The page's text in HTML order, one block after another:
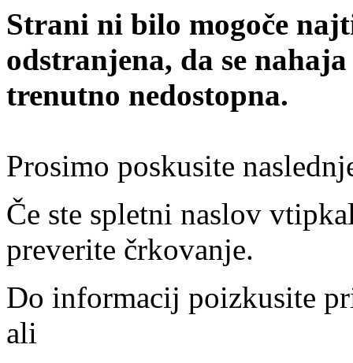
Strani ni bilo mogoče
odstranjena, da se
trenutno nedostopna.
Prosimo poskusite
Če ste spletni naslov
preverite črkovanje.
Do informacij poizkusite
ali